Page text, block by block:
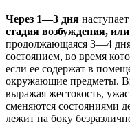
Через 1—3 дня
стадия возбуждения,
продолжающаяся 3—4
состоянием, во время
если ее содержат в
окружающие предметы.
выражая жестокость,
сменяются состояниями
лежит на боку